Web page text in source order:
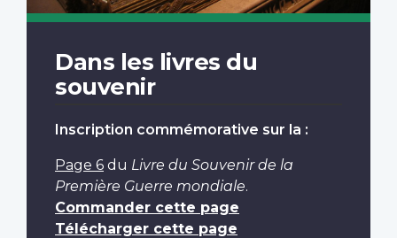
Dans les livres du
souvenir
Inscription commémorative sur la :
Page 6 du Livre du Souvenir de la
Première Guerre mondiale.
Commander cette page
Télécharger cette page